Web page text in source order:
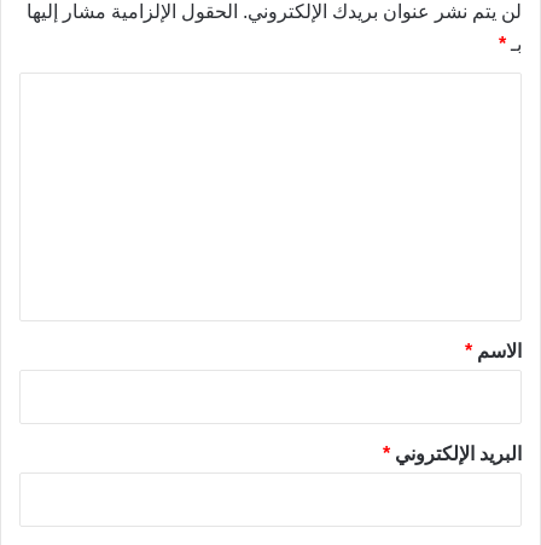
لن يتم نشر عنوان بريدك الإلكتروني. الحقول الإلزامية مشار إليها
بـ *
*الاسم *
البريد الإلكتروني *